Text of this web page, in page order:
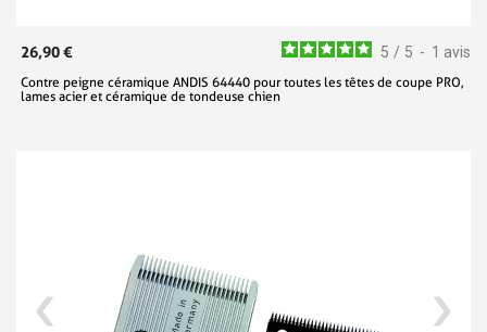
5 / 5 - 1 avis
26,90 €
Contre peigne céramique ANDIS 64440 pour toutes les têtes de coupe PRO,
lames acier et céramique de tondeuse chien